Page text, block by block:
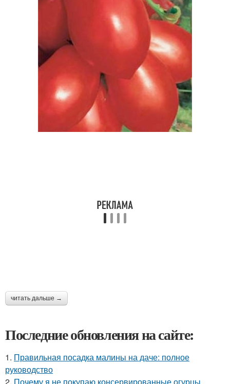
читать дальше →
Последние обновления на сайте:
1. Правильная посадка малины на даче: полное
руководство